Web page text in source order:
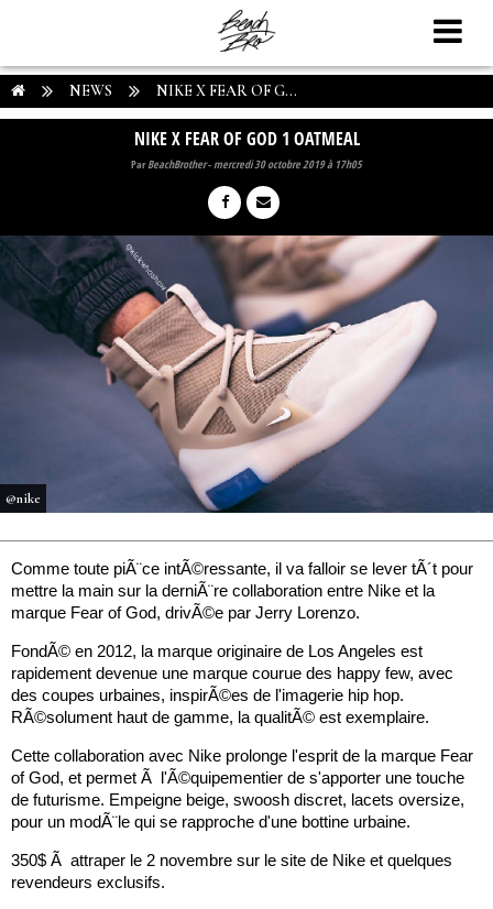
NEWS NIKE X FEAR OF G...
NIKE X FEAR OF GOD 1 OATMEAL
ParBeachBrother-mercredi 30 octobre 2019 à 17h05
@nike
Comme toute piÃ¨ce intÃ©ressante, il va falloir se lever tÃ´t pour
mettre la main sur la derniÃ¨re collaboration entre Nike et la
marque Fear of God, drivÃ©e par Jerry Lorenzo.
FondÃ© en 2012, la marque originaire de Los Angeles est
rapidement devenue une marque courue des happy few, avec
des coupes urbaines, inspirÃ©es de l'imagerie hip hop.
RÃ©solument haut de gamme, la qualitÃ© est exemplaire.
Cette collaboration avec Nike prolonge l'esprit de la marque Fear
of God, et permet Ã l'Ã©quipementier de s'apporter une touche
de futurisme. Empeigne beige, swoosh discret, lacets oversize,
pour un modÃ¨le qui se rapproche d'une bottine urbaine.
350$ Ã attraper le 2 novembre sur le site de Nike et quelques
revendeurs exclusifs.